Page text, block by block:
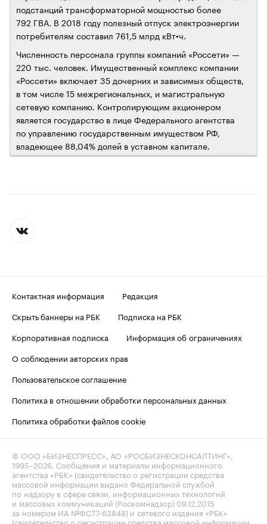
подстанций трансформаторной мощностью более
792 ГВА. В 2018 году полезный отпуск электроэнергии
потребителям составил 761,5 млрд кВт•ч.
Численность персонала группы компаний «Россети» —
220 тыс. человек. Имущественный комплекс компании
«Россети» включает 35 дочерних и зависимых обществ,
в том числе 15 межрегиональных, и магистральную
сетевую компанию. Контролирующим акционером
является государство в лице Федерального агентства
по управлению государственным имуществом РФ,
владеющее 88,04% долей в уставном капитале.
Контактная информация
Редакция
Скрыть баннеры на РБК
Подписка на РБК
Корпоративная подписка
Информация об ограничениях
О соблюдении авторских прав
Пользовательское соглашение
Политика в отношении обработки персональных данных
Политика обработки файлов cookie
© ООО «БИЗНЕСПРЕСС», АО «РОСБИЗНЕСКОНСАЛТИНГ»,
1995–2026. Сообщения и материалы информационного
агентства «РБК» (свидетельство о регистрации средства
массовой информации выдано Федеральной службой
по надзору в сфере связи, информационных технологий
и массовых коммуникаций (Роскомнадзор) 09.12.2015
за номером ИА №ФС77-63848) и сетевого издания «РБК»